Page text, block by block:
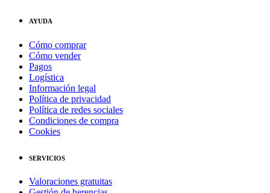
AYUDA
Cómo comprar
Cómo vender
Pagos
Logística
Información legal
Política de privacidad
Política de redes sociales
Condiciones de compra
Cookies
SERVICIOS
Valoraciones gratuitas